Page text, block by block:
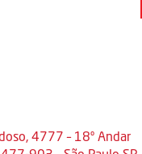
4777 – 18º Andar